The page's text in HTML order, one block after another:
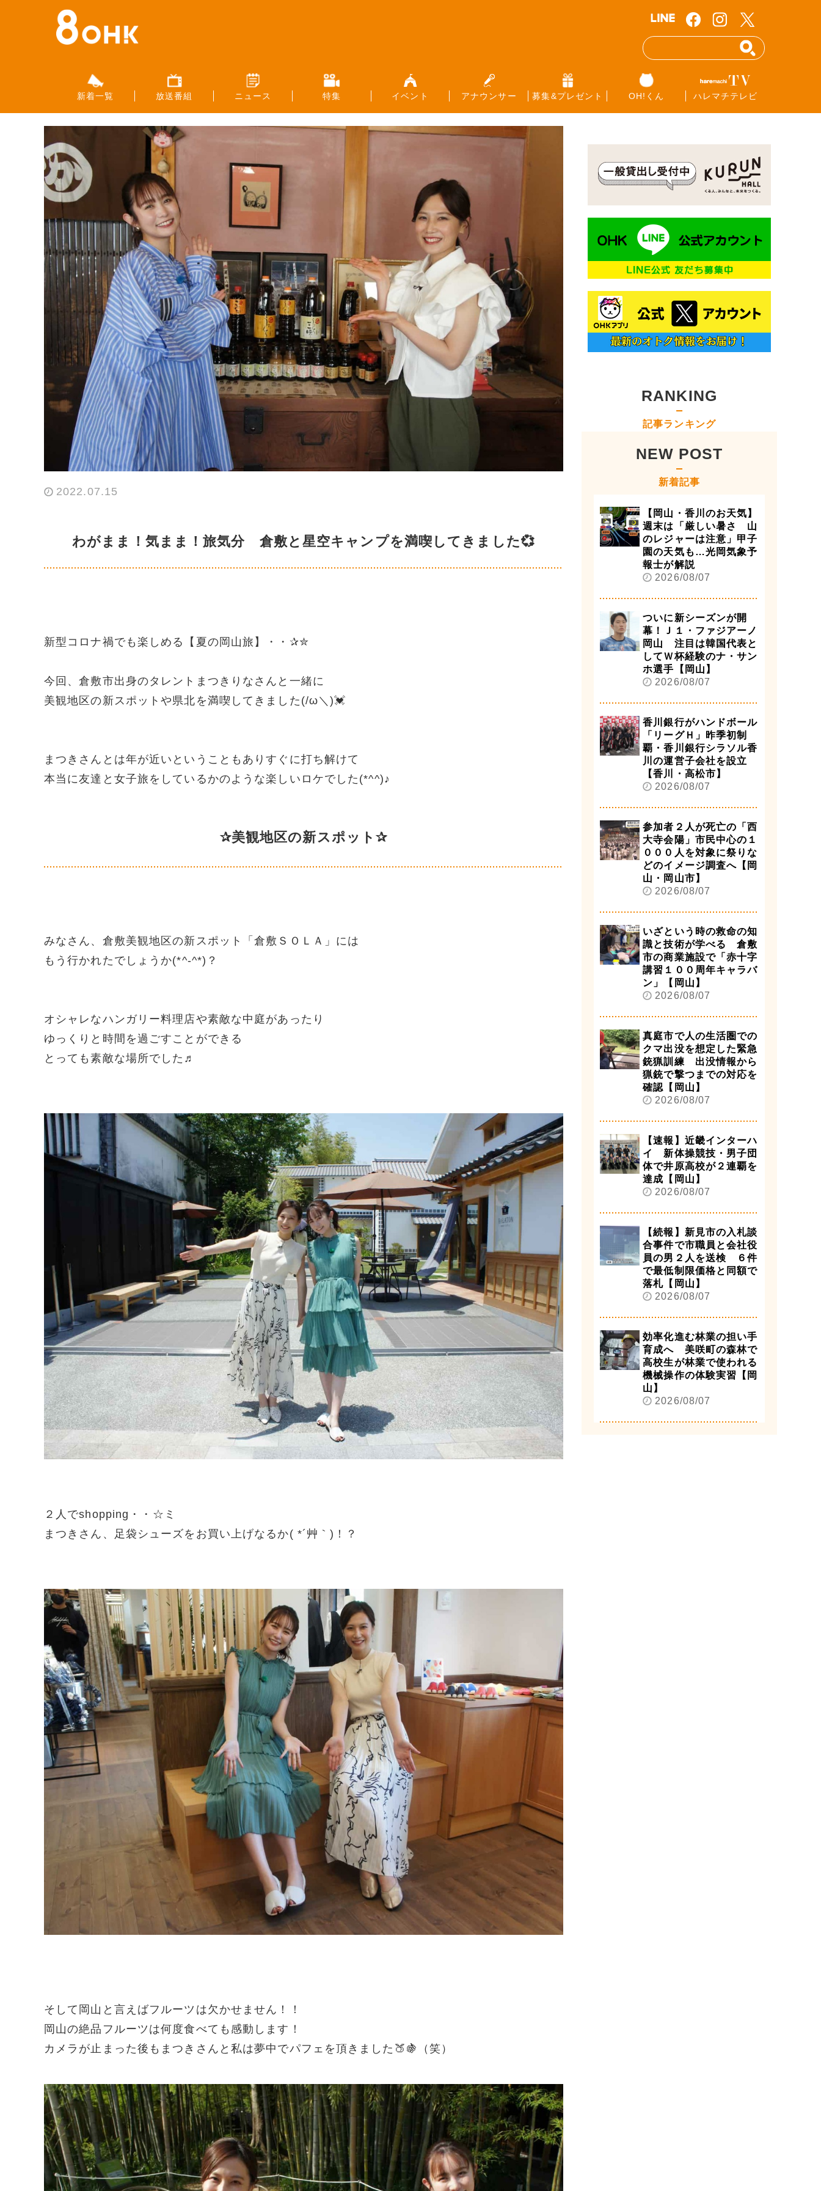
新着一覧 放送番組 ニュース 特集 イベント アナウンサー 募集&プレゼント OH!くん ハレマチテレビ
2022.07.15
わがまま！気まま！旅気分 倉敷と星空キャンプを満喫してきました💞
新型コロナ禍でも楽しめる【夏の岡山旅】・・✰✮
今回、倉敷市出身のタレントまつきりなさんと一緒に
美観地区の新スポットや県北を満喫してきました(/ω＼)💓
まつきさんとは年が近いということもありすぐに打ち解けて
本当に友達と女子旅をしているかのような楽しいロケでした(*^^)♪
✰美観地区の新スポット✰
みなさん、倉敷美観地区の新スポット「倉敷ＳＯＬＡ」には
もう行かれたでしょうか(*^-^*)？
オシャレなハンガリー料理店や素敵な中庭があったり
ゆっくりと時間を過ごすことができる
とっても素敵な場所でした♬
２人でshopping・・☆ミ
まつきさん、足袋シューズをお買い上げなるか( *´艸｀)！？
そして岡山と言えばフルーツは欠かせません！！
岡山の絶品フルーツは何度食べても感動します！
カメラが止まった後もまつきさんと私は夢中でパフェを頂きました🍑🍇（笑）
RANKING
記事ランキング
NEW POST
新着記事
【岡山・香川のお天気】
週末は「厳しい暑さ 山
のレジャーは注意」甲子
園の天気も…光岡気象予
報士が解説
2026/08/07
ついに新シーズンが開
幕！Ｊ１・ファジアーノ
岡山 注目は韓国代表と
してＷ杯経験のナ・サン
ホ選手【岡山】
2026/08/07
香川銀行がハンドボール
「リーグＨ」昨季初制
覇・香川銀行シラソル香
川の運営子会社を設立
【香川・高松市】
2026/08/07
参加者２人が死亡の「西
大寺会陽」市民中心の１
０００人を対象に祭りな
どのイメージ調査へ【岡
山・岡山市】
2026/08/07
いざという時の救命の知
識と技術が学べる 倉敷
市の商業施設で「赤十字
講習１００周年キャラバ
ン」【岡山】
2026/08/07
真庭市で人の生活圏での
クマ出没を想定した緊急
銃猟訓練 出没情報から
猟銃で撃つまでの対応を
確認【岡山】
2026/08/07
【速報】近畿インターハ
イ 新体操競技・男子団
体で井原高校が２連覇を
達成【岡山】
2026/08/07
【続報】新見市の入札談
合事件で市職員と会社役
員の男２人を送検 ６件
で最低制限価格と同額で
落札【岡山】
2026/08/07
効率化進む林業の担い手
育成へ 美咲町の森林で
高校生が林業で使われる
機械操作の体験実習【岡
山】
2026/08/07